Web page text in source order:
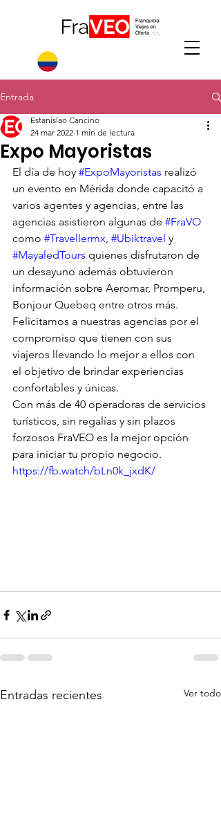
Entrada
Expo Mayoristas
Estanislao Cancino
24 mar 2022 1 min de lectura
El día de hoy #ExpoMayoristas realizó
un evento en Mérida donde capacitó a
varios agentes y agencias, entre las
agencias asistieron algunas de #FraVO
como #Travellermx, #Ubiktravel y
#MayaledTours quienes disfrutaron de
un desayuno además obtuvieron
información sobre Aeromar, Promperu,
Bonjour Quebeq entre otros más.
Felicitamos a nuestras agencias por el
compromiso que tienen con sus
viajeros llevando lo mejor a ellos con
el objetivo de brindar experiencias
confortables y únicas.
Con más de 40 operadoras de servicios
turísticos, sin regalías y sin plazos
forzosos FraVEO es la mejor opción
para iniciar tu propio negocio.
https://fb.watch/bLn0k_jxdK/
Entradas recientes Ver todo